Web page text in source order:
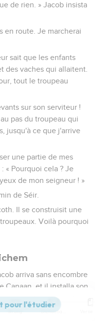
de rien. » Jacob insista
en route. Je marcherai
sait que les enfants
des vaches qui allaitent.
tout le troupeau
sur son serviteur !
pas du troupeau qui
jusqu'à ce que j'arrive
une partie de mes
« Pourquoi cela ? Je
de mon seigneur ! »
de Séir.
Il se construisit une
Voilà pourquoi
arriva sans encombre
Canaan, et il installa son
avait dressé sa tente
Strong